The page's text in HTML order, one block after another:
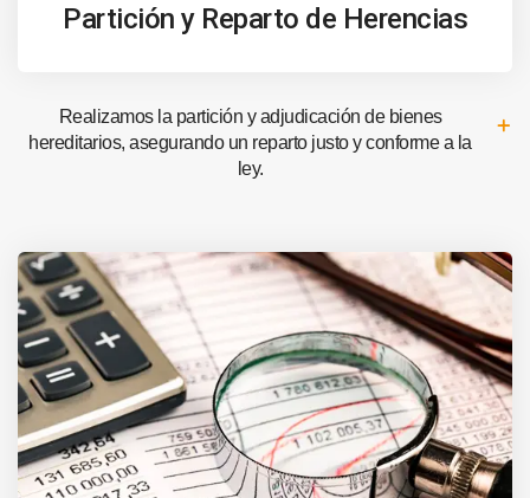
Partición y Reparto de Herencias
Realizamos la partición y adjudicación de bienes
hereditarios, asegurando un reparto justo y conforme a la
ley.